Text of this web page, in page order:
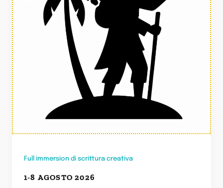
Full immersion di scrittura creativa
1-8 AGOSTO 2026